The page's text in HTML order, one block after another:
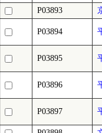
P03893
P03894
P03895
P03896
P03897